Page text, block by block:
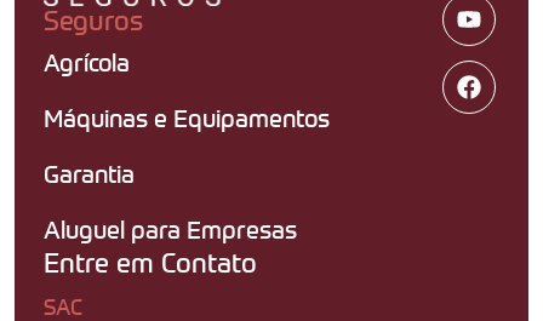
Seguros
Agrícola
Máquinas e Equipamentos
Garantia
Aluguel para Empresas
Entre em Contato
SAC